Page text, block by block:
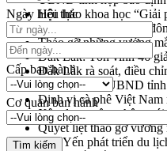
Hội thảo khoa học “Giải
Tăng cường giám sát,
Tháo gỡ những vướng
Đắk Lắk: Tôn vinh 46
Đắk Lắk rà soát, điều
Phó Chủ tịch UBND
Định vị cà phê Việt Nam
Xây dựng nông thôn
Quyết liệt tháo gỡ vướng
Hòn Yến phát triển du
Ngày hiệu lực
Cấp ban hành
Cơ quan ban hành